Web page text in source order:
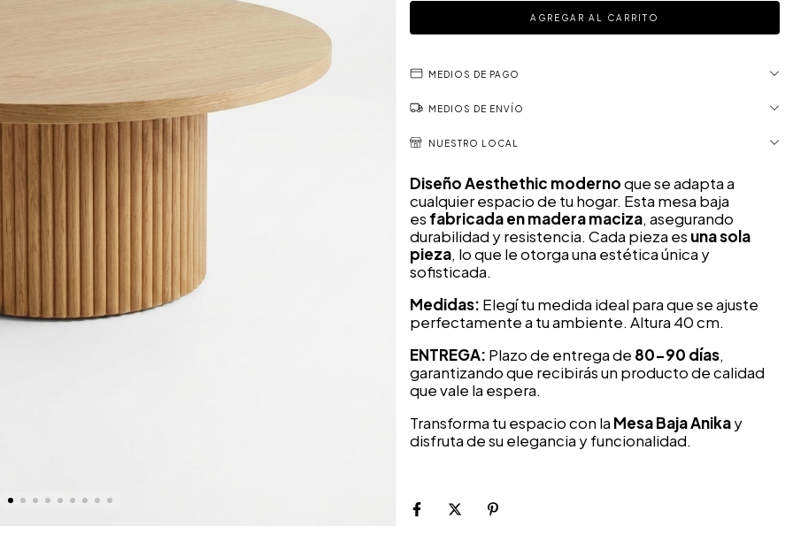
MEDIOS DE PAGO
MEDIOS DE ENVÍO
NUESTRO LOCAL
Diseño Aesthethic modernoque se adapta a
cualquier espacio de tu hogar. Esta mesa baja
es fabricada en madera maciza, asegurando
durabilidad y resistencia. Cada pieza es una sola
pieza, lo que le otorga una estética única y
sofisticada.
Medidas: Elegí tu medida ideal para que se ajuste
perfectamente a tu ambiente. Altura 40 cm.
ENTREGA: Plazo de entrega de 80-90 días,
garantizando que recibirás un producto de calidad
que vale la espera.
Transforma tu espacio con la Mesa Baja Anikay
disfruta de su elegancia y funcionalidad.